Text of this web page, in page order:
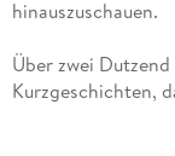
Über zwei
Kurzgeschichten,